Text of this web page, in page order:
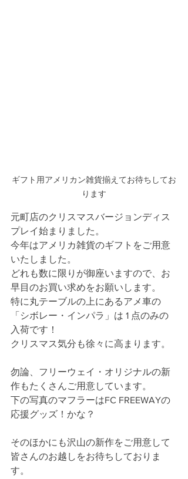
ギフト用アメリカン雑貨揃えてお待ちしてお
ります
元町店のクリスマスバージョンディス
プレイ始まりました。
今年はアメリカ雑貨のギフトをご用意
いたしました。
どれも数に限りが御座いますので、お
早目のお買い求めをお願いします。
特に丸テーブルの上にあるアメ車の
「シボレー・インパラ」は 1 点のみの
入荷です！
クリスマス気分も徐々に高まります。
勿論、フリーウェイ・オリジナルの新
作もたくさんご用意しています。
下の写真のマフラーはFC FREEWAYの
応援グッズ！かな？
そのほかにも沢山の新作をご用意して
皆さんのお越しをお待ちしておりま
す。